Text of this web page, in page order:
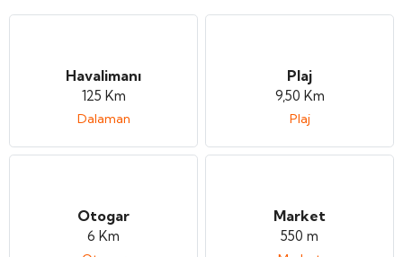
Havalimanı
125 Km
Dalaman
Plaj
9,50 Km
Plaj
Otogar
6 Km
Market
550 m